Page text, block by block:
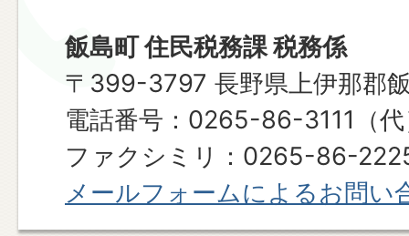
飯島町 住民税務課 税務係
〒399-3797 長野県上伊那郡
電話番号：0265-86-3111（
ファクシミリ：0265-86-
メールフォームによるお問い